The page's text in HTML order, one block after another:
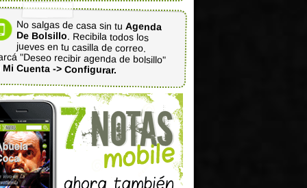
No salgas de casa sin tu Agenda
De Bolsillo. Recibila todos los
jueves en tu casilla de correo.
"Deseo recibir agenda de bolsillo"
Mi Cuenta -> Configurar.